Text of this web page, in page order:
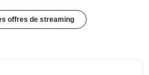
offres de streaming